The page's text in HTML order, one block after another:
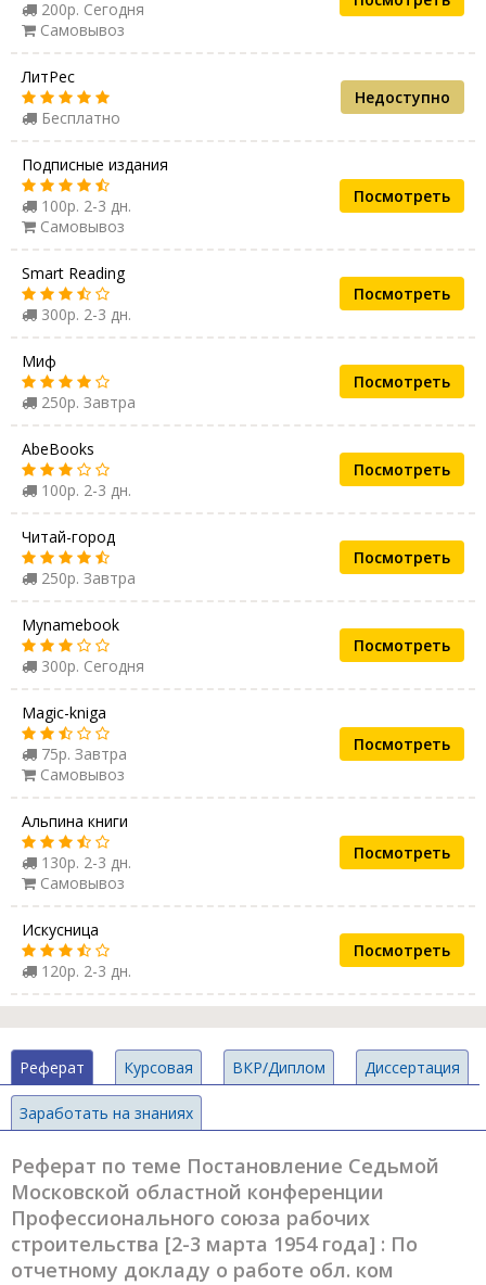
200р. Сегодня
Самовывоз
ЛитРес
Бесплатно
Недоступно
Подписные издания
100р. 2-3 дн.
Самовывоз
Посмотреть
Smart Reading
300р. 2-3 дн.
Посмотреть
Миф
250р. Завтра
Посмотреть
AbeBooks
100р. 2-3 дн.
Посмотреть
Читай-город
250р. Завтра
Посмотреть
Mynamebook
300р. Сегодня
Посмотреть
Magic-kniga
75р. Завтра
Самовывоз
Посмотреть
Альпина книги
130р. 2-3 дн.
Самовывоз
Посмотреть
Искусница
120р. 2-3 дн.
Посмотреть
Реферат Курсовая ВКР/Диплом Диссертация
Заработать на знаниях
Реферат по теме Постановление Седьмой
Московской областной конференции
Профессионального союза рабочих
строительства [2-3 марта 1954 года] : По
отчетному докладу о работе обл. ком